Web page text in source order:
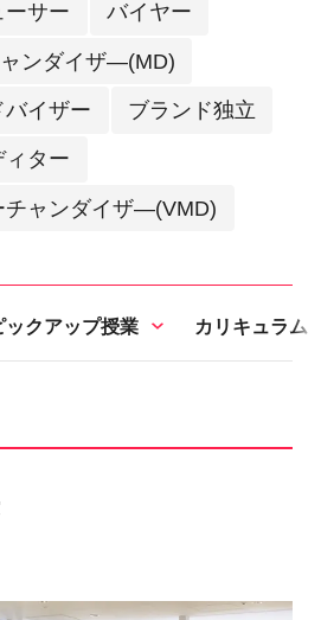
ーサー バイヤー
ンダイザ―(MD)
バイザー ブランド独立
ィター
チャンダイザ―(VMD)
ックアップ授業 カリキュラム